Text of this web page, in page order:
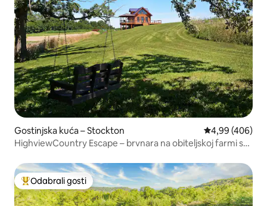
Gostinjska kuća – Stockton Prosječna
4,99 (406)
HighviewCountry Escape – brvnara na obiteljskoj farmi s
Među najviše rangiranima s oznakom „Odabrali gosti”
Odabrali gosti